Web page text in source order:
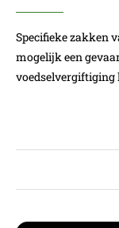
Specifieke zakken
mogelijk een
voedselvergiftiging